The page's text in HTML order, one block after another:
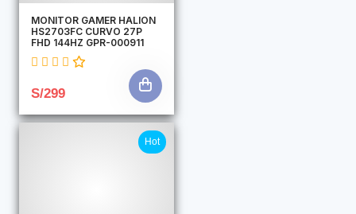
MONITOR GAMER HALION
HS2703FC CURVO 27P
FHD 144HZ GPR-000911
S/299
Hot